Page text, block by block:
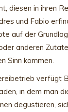
diesen in ihren
und Fabio
auf der
anderen
Sinn kommen.
verfügt
in dem man
degustieren,